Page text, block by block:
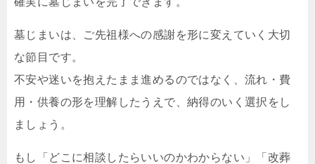
墓じまいは、ご先祖様への感謝を形に変えていく大切
な節目です。
不安や迷いを抱えたまま進めるのではなく、流れ・費
用・供養の形を理解したうえで、納得のいく選択をし
ましょう。
もし「どこに相談したらいいのかわからない」「改葬